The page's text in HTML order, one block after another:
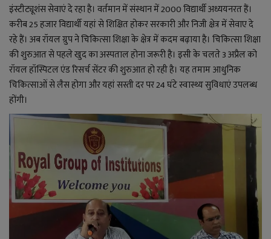
YouTube
Language
English Hiindi
इंस्टीट्यूशंस सेवाएं दे रहा है। वर्तमान में संस्थान में 2000 विद्यार्थी अध्ययनरत हैं।
करीब 25 हजार विद्यार्थी यहां से शिक्षित होकर सरकारी और निजी क्षेत्र में सेवाए दे
रहे हैं। अब रॉयल ग्रुप ने चिकित्सा शिक्षा के क्षेत्र में कदम बढ़ाया है। चिकित्सा शिक्षा
की शुरुआत से पहले खुद का अस्पताल होना जरूरी है। इसी के चलते 3 अप्रैल को
रॉयल हॉस्पिटल एंड रिसर्च सेंटर की शुरुआत हो रही है। यह तमाम आधुनिक
चिकित्साओं से लैस होगा और यहां सस्ती दर पर 24 घंटे स्वास्थ्य सुविधाएं उपलब्ध
होंगी।